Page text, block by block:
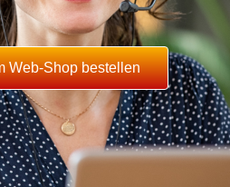
Web-Shop bestellen